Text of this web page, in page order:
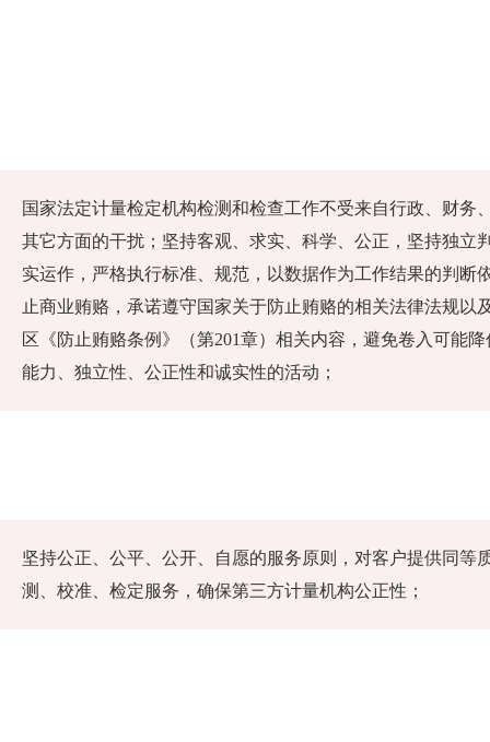
国家法定计量检定机构检测和检查工作不受来自行政、财务
其它方面的干扰；坚持客观、求实、科学、公正，坚持独立判
实运作，严格执行标准、规范，以数据作为工作结果的判断依
止商业贿赂，承诺遵守国家关于防止贿赂的相关法律法规以
区《防止贿赂条例》（第201章）相关内容，避免卷入可能
能力、独立性、公正性和诚实性的活动；
坚持公正、公平、公开、自愿的服务原则，对客户提供同
测、校准、检定服务，确保第三方计量机构公正性；